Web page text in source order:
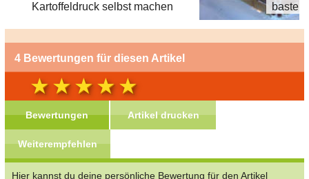
Kartoffeldruck selbst machen
4 Bewertungen für diesen Artikel
Bewertungen Artikel drucken
Weiterempfehlen
Hier kannst du deine persönliche Bewertung für den Artikel